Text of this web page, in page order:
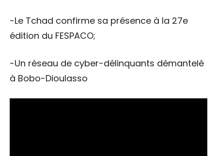
-Le Tchad confirme sa présence à la 27e
édition du FESPACO;
-Un réseau de cyber-délinquants démantelé
à Bobo-Dioulasso